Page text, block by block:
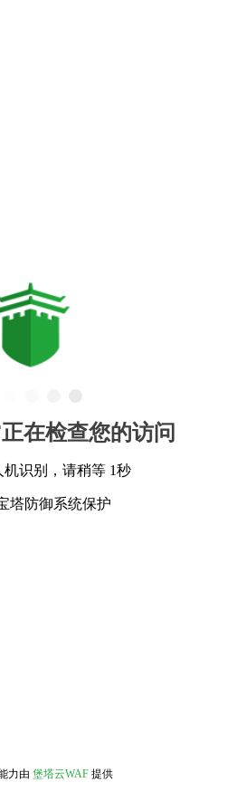
在检查您的访问
机识别，请稍等 1秒
塔防御系统保护
力由 堡塔云WAF 提供